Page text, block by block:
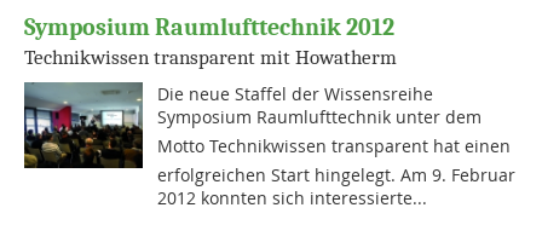
Symposium Raumlufttechnik 2012
Technikwissen transparent mit Howatherm
Die neue Staffel der Wissensreihe
Symposium Raumlufttechnik unter dem
Motto Technikwissen transparent hat einen
erfolgreichen Start hingelegt. Am 9. Februar
2012 konnten sich interessierte...